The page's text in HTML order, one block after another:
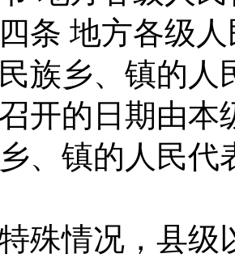
地方各级人
族乡、镇的
开的日期由
、镇的人民
情况，县级